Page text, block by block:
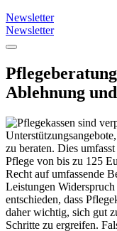
Newsletter
Newsletter
Ablehnung